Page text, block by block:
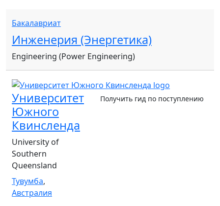
Бакалавриат
Инженерия (Энергетика)
Engineering (Power Engineering)
Университет
Южного
Квинсленда
University of
Southern
Queensland
Тувумба,
Австралия
Получить гид по поступлению